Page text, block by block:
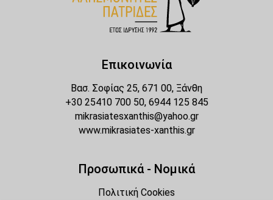
Επικοινωνία
Βασ. Σοφίας 25, 671 00, Ξάνθη
+30 25410 700 50, 6944 125 845
mikrasiatesxanthis@yahoo.gr
www.mikrasiates-xanthis.gr
Προσωπικά - Νομικά
Πολιτική Cookies